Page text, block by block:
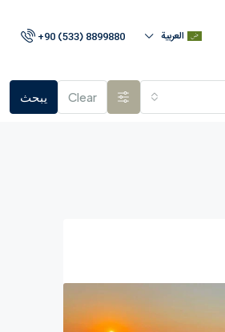
العربية +90 (533) 8899880
Clear يبحث